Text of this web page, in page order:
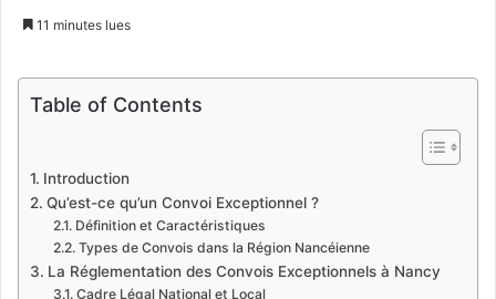
11 minutes lues
Table of Contents
Introduction
Qu’est-ce qu’un Convoi Exceptionnel ?
Définition et Caractéristiques
Types de Convois dans la Région Nancéienne
La Réglementation des Convois Exceptionnels à Nancy
Cadre Légal National et Local